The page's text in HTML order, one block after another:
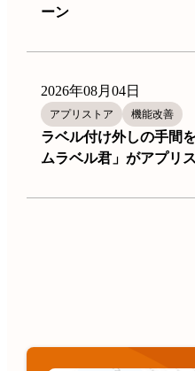
ーン
2026年08月04日
アプリストア 機能改善
ラベル付け外しの手間
ムラベル君」がアプリ